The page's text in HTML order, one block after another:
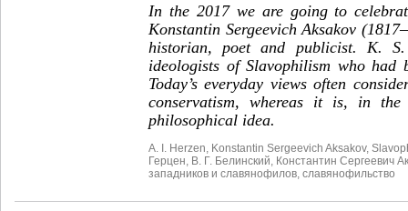
In the 2017 we are going to
Konstantin Sergeevich Aksakov
historian, poet and publicist. K.
ideologists of Slavophilism who had
Today’s everyday views often
conservatism, whereas it is, in
philosophical idea.
A. I. Herzen Konstantin Sergeevich Aksakov,
Герцен В. Г. Белинский Константин Сергеевич
западников и славянофилов славянофильство